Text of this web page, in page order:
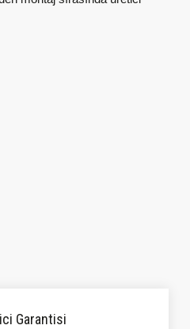
Garantisi